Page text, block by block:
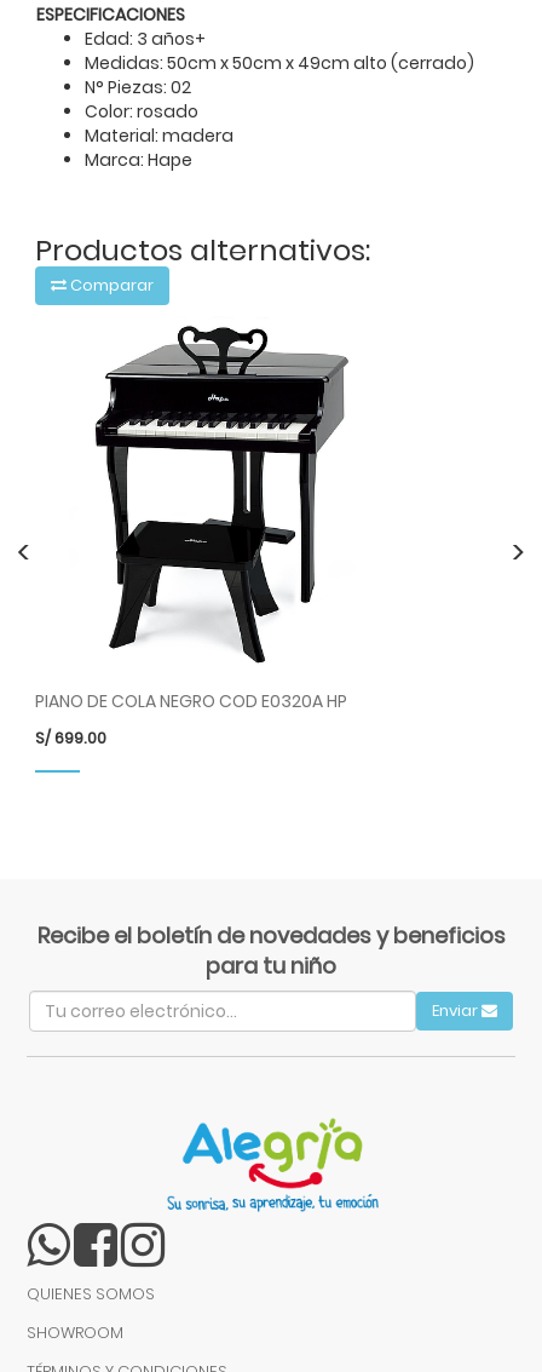
ESPECIFICACIONES
Edad: 3 años+
Medidas: 50cm x 50cm x 49cm alto (cerrado)
N° Piezas: 02
Color: rosado
Material: madera
Marca: Hape
Productos alternativos:
Comparar
PIANO DE COLA NEGRO COD E0320A HP
S/699.00
< >
Recibe el boletín de novedades y beneficios
para tu niño
Enviar
QUIENES SOMOS
SHOWROOM